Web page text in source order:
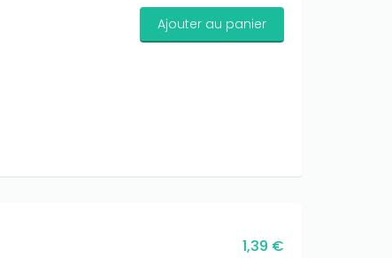
Ajouter au panier
1,39 €